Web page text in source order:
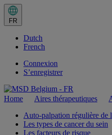
Langage
actuel
Changer
langue
FR
Dutch
French
Connexion
S’enregistrer
Home Aires thérapeutiques
PagesAuto-palpation régulière de
Les types de cancer du sein
Les facteurs de risque